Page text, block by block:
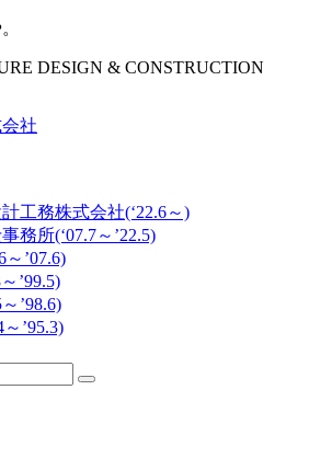
DESIGN & CONSTRUCTION
社
工務株式会社(‘22.6～)
務所(‘07.7～’22.5)
～’07.6)
’99.5)
’98.6)
’95.3)
検